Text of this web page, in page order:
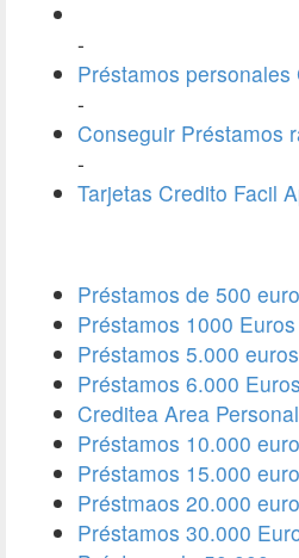
-
Préstamos personales
-
Conseguir Préstamos
-
Tarjetas Credito Facil
Préstamos de 500
Préstamos 1000 Euros
Préstamos 5.000 euros
Préstamos 6.000 Euros
Creditea Area
Préstamos 10.000
Préstamos 15.000
Préstmaos 20.000
Préstamos 30.000